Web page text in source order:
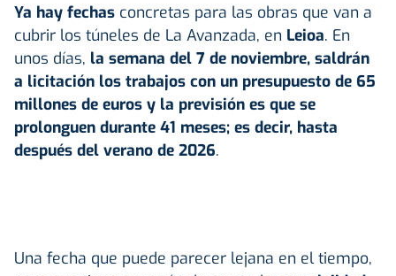
Ya hay fechas concretas para las obras que van a
cubrir los túneles de La Avanzada, en Leioa. En
unos días, la semana del 7 de noviembre, saldrán
a licitación los trabajos con un presupuesto de 65
millones de euros y la previsión es que se
prolonguen durante 41 meses; es decir, hasta
después del verano de 2026.
Una fecha que puede parecer lejana en el tiempo,